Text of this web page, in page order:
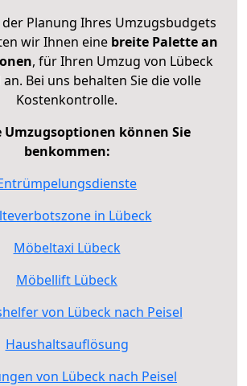
Planung Ihres Umzugsbudgets
wir Ihnen eine breite Palette an
, für Ihren Umzug von Lübeck
an. Bei uns behalten Sie die volle
Kostenkontrolle.
Umzugsoptionen können Sie
benkommen:
in Lübeck
Möbeltaxi Lübeck
Möbellift Lübeck
von Lübeck nach Peisel
Haushaltsauflösung
von Lübeck nach Peisel